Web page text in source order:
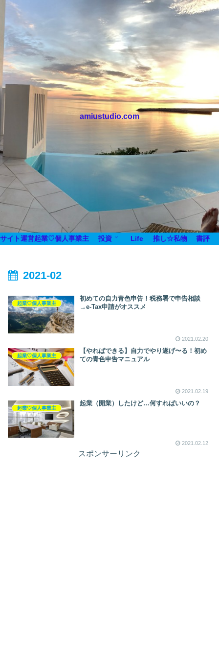
amiustudio.com
サイト運営起業♡個人事業主 投資 Life 推し☆私物 書評
2021-02
起業♡個人事業主
初めての自力青色申告！税務署で申告相談
→e-Tax申請がオススメ
2021.02.20
起業♡個人事業主
【やればできる】自力でやり遂げ〜る！初め
ての青色申告マニュアル
2021.02.19
起業♡個人事業主
起業（開業）したけど…何すればいいの？
2021.02.12
スポンサーリンク